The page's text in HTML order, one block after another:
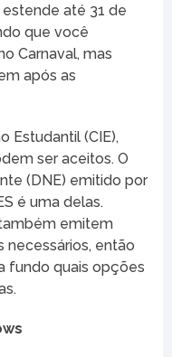
até 31 de
que você
Carnaval, mas
após as
Estudantil (CIE),
ser aceitos. O
(DNE) emitido por
é uma delas.
emitem
necessários, então
fundo quais opções